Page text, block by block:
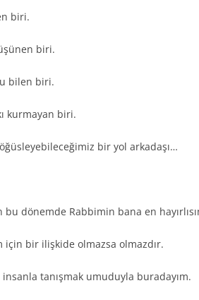
biri.
biri.
bilen biri.
kurmayan biri.
bir yol arkadaşı…
dönemde Rabbimin bana en
için bir ilişkide olmazsa olmazdır.
tanışmak umuduyla buradayım.